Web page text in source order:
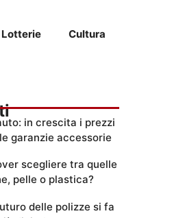
Lotterie Cultura
in crescita i prezzi
garanzie accessorie
scegliere tra quelle
pelle o plastica?
delle polizze si fa